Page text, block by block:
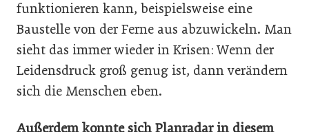
funktionieren kann, beispielsweise eine
Baustelle von der Ferne aus abzuwickeln. Man
sieht das immer wieder in Krisen: Wenn der
Leidensdruck groß genug ist, dann verändern
sich die Menschen eben.
Außerdem konnte sich Planradar in diesem